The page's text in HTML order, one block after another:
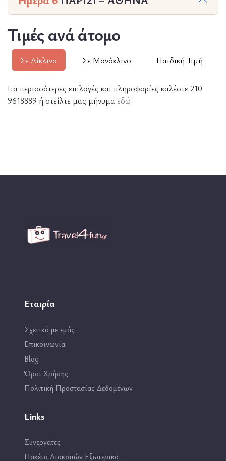
Τιμές ανά άτομο
Σε Δίκλινο Σε Μονόκλινο Παιδική Τιμή
Για περισσότερες επιλογές και πληροφορίες καλέστε 210
9618889 ή στείλτε μας μήνυμα εδώ
Εταιρία
Σχετικά με εμάς
Επικοινωνία
Blog
Όροι Χρήσης
Πολιτική Προστασίας Δεδομένων
Links
Συνεργάτες
Πακέτα Διακοπών Εξωτερικό